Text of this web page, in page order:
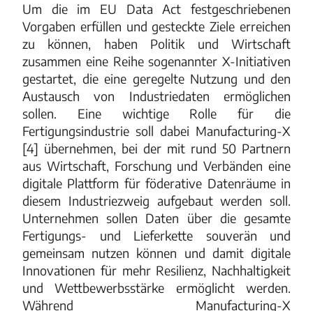
Um die im EU Data Act festgeschriebenen
Vorgaben erfüllen und gesteckte Ziele erreichen
zu können, haben Politik und Wirtschaft
zusammen eine Reihe sogenannter X-Initiativen
gestartet, die eine geregelte Nutzung und den
Austausch von Industriedaten ermöglichen
sollen. Eine wichtige Rolle für die
Fertigungsindustrie soll dabei Manufacturing-X
[4] übernehmen, bei der mit rund 50 Partnern
aus Wirtschaft, Forschung und Verbänden eine
digitale Plattform für föderative Datenräume in
diesem Industriezweig aufgebaut werden soll.
Unternehmen sollen Daten über die gesamte
Fertigungs- und Lieferkette souverän und
gemeinsam nutzen können und damit digitale
Innovationen für mehr Resilienz, Nachhaltigkeit
und Wettbewerbsstärke ermöglicht werden.
Während Manufacturing-X